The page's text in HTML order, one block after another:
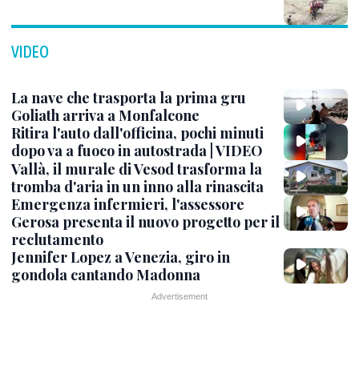
VIDEO
La nave che trasporta la prima gru
Goliath arriva a Monfalcone
Ritira l'auto dall'officina, pochi minuti
dopo va a fuoco in autostrada | VIDEO
Vallà, il murale di Vesod trasforma la
tromba d'aria in un inno alla rinascita
Emergenza infermieri, l'assessore
Gerosa presenta il nuovo progetto per il
reclutamento
Jennifer Lopez a Venezia, giro in
gondola cantando Madonna